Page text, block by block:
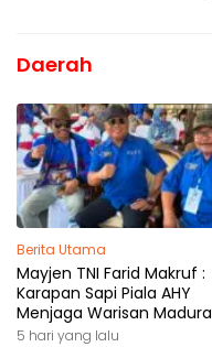
Daerah
Berita Utama
Mayjen TNI Farid Makruf :
Karapan Sapi Piala AHY
Menjaga Warisan Madura
5 hari yang lalu